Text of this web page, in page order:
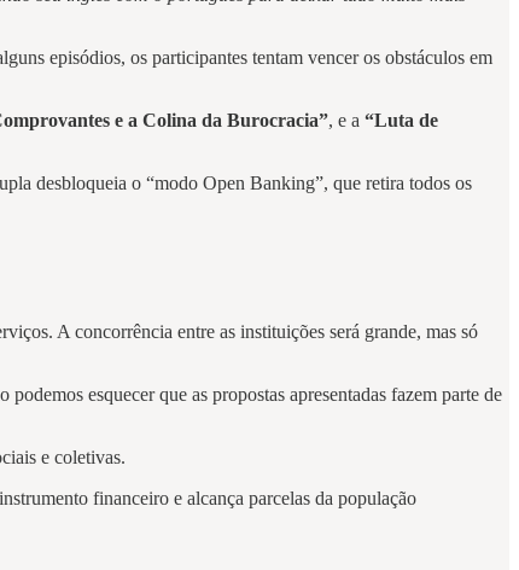
episódios, os participantes tentam vencer os obstáculos em
e a Colina da Burocracia”, e a “Luta de
desbloqueia o “modo Open Banking”, que retira todos os
A concorrência entre as instituições será grande, mas só
esquecer que as propostas apresentadas fazem parte de
e coletivas.
financeiro e alcança parcelas da população